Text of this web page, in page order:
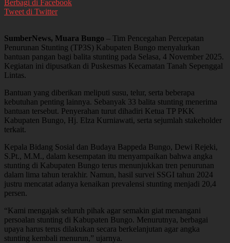
Berbagi di Facebook
Tweet di Twitter
SumberNews, Muara Bungo – Tim Pencegahan Percepatan
Penurunan Stunting (TP3S) Kabupaten Bungo menyalurkan
bantuan pangan bagi balita stunting pada Selasa, 4 November 2025.
Kegiatan ini dipusatkan di Puskesmas Kecamatan Tanah Sepenggal
Lintas.
Bantuan yang diberikan meliputi susu, telur, serta beberapa
kebutuhan penting lainnya. Sebanyak 33 balita stunting menerima
bantuan tersebut. Penyerahan turut dihadiri Ketua TP PKK
Kabupaten Bungo, Hj. Elza Kurniawati, serta sejumlah stakeholder
terkait.
Kepala Bidang Sosial dan Budaya Bappeda Bungo, Dewi Rejeki,
S.Pt., M.M., dalam kesempatan itu menyampaikan bahwa angka
stunting di Kabupaten Bungo terus menunjukkan tren penurunan
dalam lima tahun terakhir. Namun, hasil survei SSGI tahun 2024
justru mencatat adanya kenaikan prevalensi stunting menjadi 20,4
persen.
“Kami mengajak seluruh pihak agar semakin giat menangani
persoalan stunting di Kabupaten Bungo. Menurutnya, berbagai
upaya harus terus dilakukan secara berkelanjutan agar angka
stunting kembali menurun,” ujarnya.